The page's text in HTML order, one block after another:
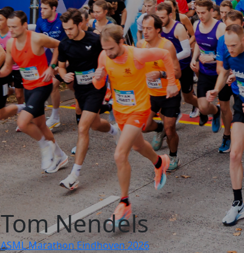
Tom Nendels
ASML Marathon Eindhoven 2026